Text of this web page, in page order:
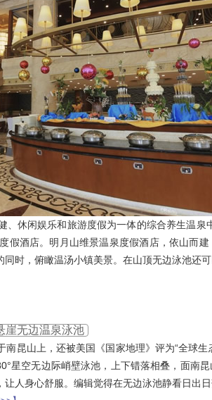
休闲娱乐和旅游度假为一体的综合养生温泉
假酒店。明月山维景温泉度假酒店，依山而
时，俯瞰温汤小镇美景。在山顶无边泳池还
崖无边温泉泳池
昆山上，还被美国《国家地理》评为“全球
星空无边际峭壁泳池，上下错落相叠，面南
人身心舒服。编辑觉得在无边泳池静看日出